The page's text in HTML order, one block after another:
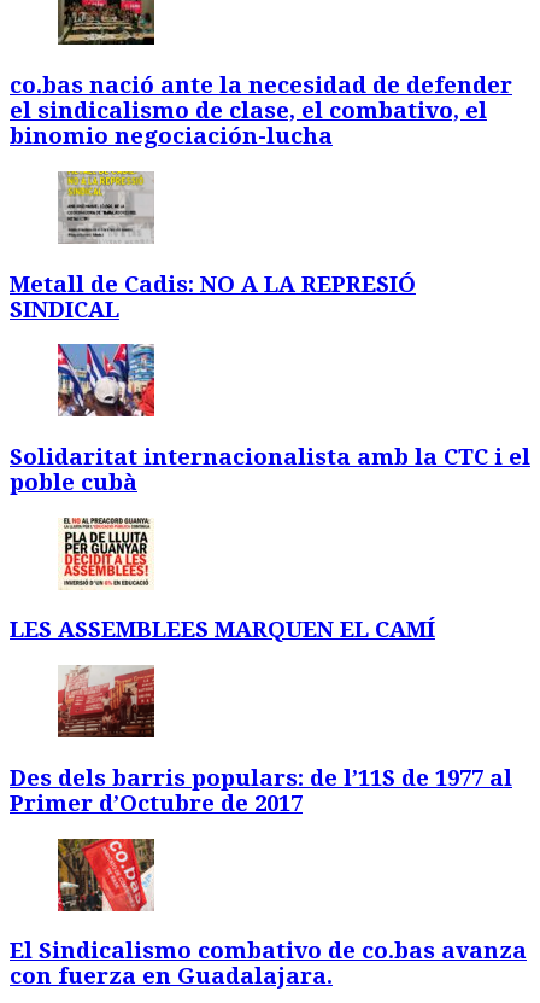
co.bas nació ante la necesidad de defender
el sindicalismo de clase, el combativo, el
binomio negociación-lucha
Metall de Cadis: NO A LA REPRESIÓ
SINDICAL
Solidaritat internacionalista amb la CTC i el
poble cubà
LES ASSEMBLEES MARQUEN EL CAMÍ
Des dels barris populars: de l’11S de 1977 al
Primer d’Octubre de 2017
El Sindicalismo combativo de co.bas avanza
con fuerza en Guadalajara.